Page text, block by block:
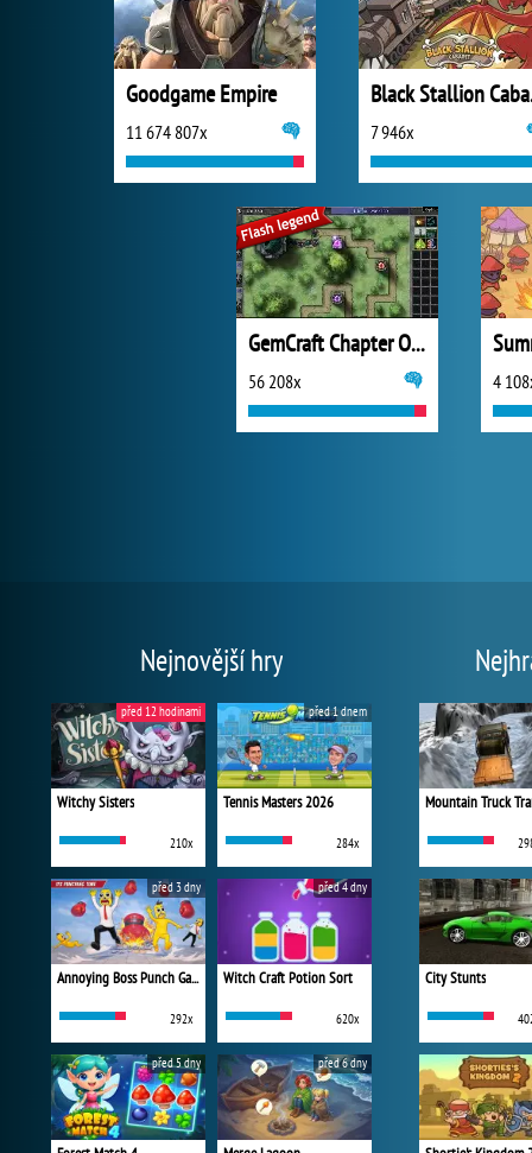
Goodgame Empire
11 674 807x 7 946x
GemCraft Chapter One The Forgotten
56 208x 4
Nejnovější hry
Witchy Sisters
210x
před 12 hodinami
Tennis Masters 2026
284x
před 1 dnem
Annoying Boss Punch Game
292x
před 3 dny
Witch Craft Potion Sort
620x
před 4 dny
před 5 dny před 6 dny
Mountain Truck
City Stunts